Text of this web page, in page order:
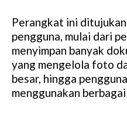
Perangkat ini
pengguna, mulai dari
menyimpan banyak
yang mengelola foto
besar, hingga
menggunakan